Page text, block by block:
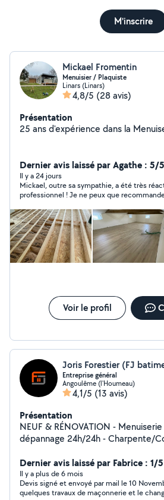
M'inscrire
Mickael Fromentin
Menuisier / Plaquiste
Linars (Linars)
4,8/5 (28 avis)
Présentation
25 ans d'expérience dans la
Dernier avis laissé par Agathe : 5/5
Il y a 24 jours
Mickael, outre sa sympathie, a été très
professionnel ! Je ne peux que
Voir le profil
Joris Forestier (FJ
Entreprise général
Angoulême (l'Houmeau)
4,1/5 (13 avis)
Présentation
NEUF & RÉNOVATION - Menuiserie INT / EXT - Serrurier
dépannage 24h/24h - Charpente/Couverture - Cloisons
Dernier avis laissé par Fabrice : 1/5
Il y a plus de 6 mois
Devis signé et envoyé par mail le 10
quelques travaux de maçonnerie et le